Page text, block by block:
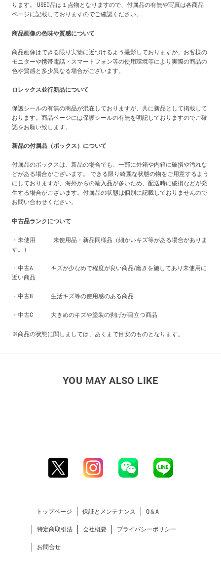
ります。 USED品は１点物となりますので、付属品の有無や写真は各商品
ページに記載しておりますのでご確認ください。
商品画像の色味や質感について
商品画像はできる限り実物に近づけるよう撮影しておりますが、お客様の
モニターや携帯電話・スマートフォン等の使用環境等により実際の商品の
色や質感と多少異なる場合がございます。
ロレックス並行新品について
保護シールの有無の商品が混在しておりますが、共に新品として掲載して
おります。商品ページには保護シールの有無を明記しておりますのでご確
認をお願い致します。
新品の付属品（ボックス）について
付属品のボックスは、新品の場合でも、一部に外箱や内箱に破損や汚れな
どがある場合がございます。 できる限り綺麗な状態の物をご用意するよう
にしておりますが、海外からの輸入品が多いため、配送時に破損などが発
生する場合がございます。付属品の状態は個別に記載しておりませんので
お問い合わせください。
中古品ランクについて
・未使用 未使用品・新品同様品（細かいキズ等がある場合がありま
す。）
・中古A キズが少なめで程度が良い商品/磨きを施してあり未使用に
近い商品
・中古B 生活キズ等の使用感のある商品
・中古C 大きめのキズや塗装の剥げが目立つ商品
※商品の状態に関しましては、あくまで目安のものとなります。
YOU MAY ALSO LIKE
トップページ 保証とメンテナンス Q＆A
特定商取引法 会社概要 プライバシーポリシー
お問合せ